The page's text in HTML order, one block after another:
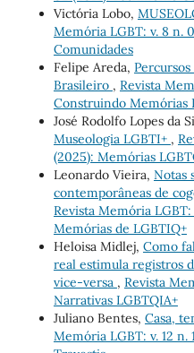
Victória Lobo,
Memória LGBT: v. 8 n.
Comunidades
Felipe Areda,
Brasileiro , Revista
Construindo Memórias
José Rodolfo Lopes da
Museologia LGBTI+ ,
(2025): Memórias
Leonardo Vieira, Notas
contemporâneas de
Revista Memória
Memórias de LGBTIQ+
Heloisa Midlej, Como
real estimula registros
vice-versa , Revista
Narrativas LGBTQIA+
Juliano Bentes, Casa,
Memória LGBT: v. 12 n.